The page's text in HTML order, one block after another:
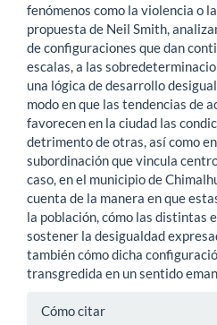
fenómenos como la violencia o
propuesta de Neil Smith,
de configuraciones que dan
escalas, a las
una lógica de desarrollo
modo en que las tendencias de
favorecen en la ciudad las
detrimento de otras, así como
subordinación que vincula
caso, en el municipio de
cuenta de la manera en que
la población, cómo las distintas
sostener la desigualdad
también cómo dicha
transgredida en un sentido
Detalles
Cómo citar